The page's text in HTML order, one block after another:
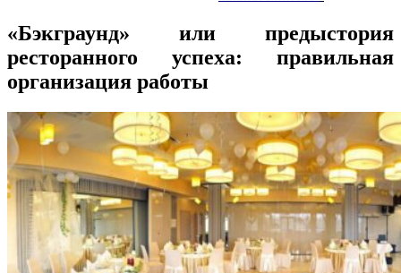
«Бэкграунд» или предыстория
ресторанного успеха: правильная
организация работы